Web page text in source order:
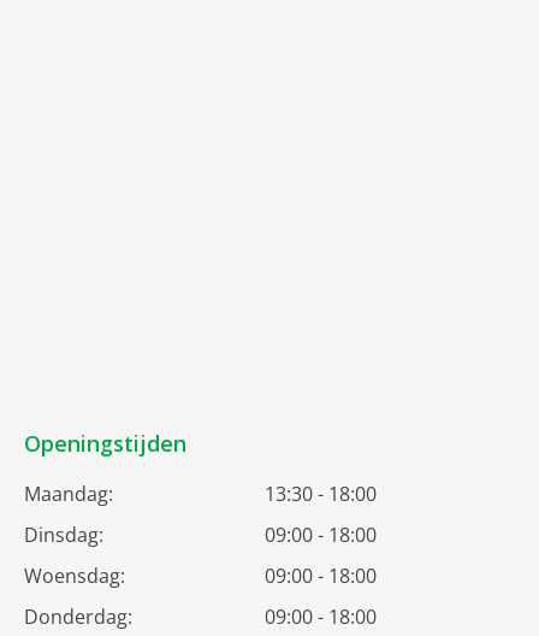
Openingstijden
Maandag:
13:30 - 18:00
Dinsdag:
09:00 - 18:00
Woensdag:
09:00 - 18:00
Donderdag:
09:00 - 18:00